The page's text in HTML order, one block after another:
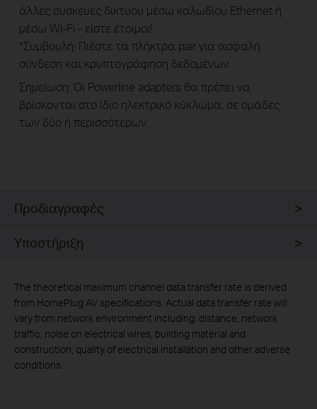
άλλες συσκευές δικτύου μέσω καλωδίου Ethernet ή
μέσω Wi-Fi - είστε έτοιμοι!
*Συμβουλή: Πιέστε τα πλήκτρα pair για ασφαλή
σύνδεση και κρυπτογράφηση δεδομένων.
Σημείωση: Οι Powerline adapters θα πρέπει να
βρίσκονται στο ίδιο ηλεκτρικό κύκλωμα, σε ομάδες
των δύο ή περισσότερων.
Προδιαγραφές
Υποστήριξη
The theoretical maximum channel data transfer rate is derived
from HomePlug AV specifications. Actual data transfer rate will
vary from network environment including: distance, network
traffic, noise on electrical wires, building material and
construction, quality of electrical installation and other adverse
conditions.